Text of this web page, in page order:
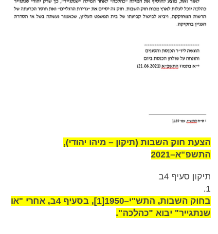
הצעת חוק השבות (תיקון – מיהו יהודי),
התשפ"א–2021
תיקון סעיף 4ב
1.
בחוק השבות, התש"י–1950[1], בסעיף 4ב, אחרי "או
שנתגייר" יבוא "כהלכה".